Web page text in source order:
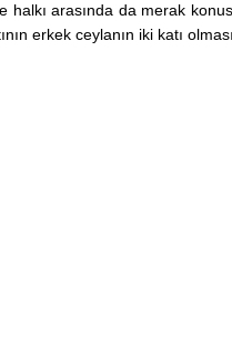
halkı arasında da merak
erkek ceylanın iki katı